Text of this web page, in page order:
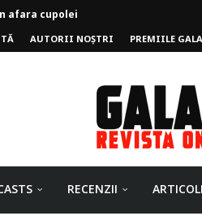
de seară
lui PavelTimpului
goalăAUTORII NOȘTRI PREMIILE
RECENZII